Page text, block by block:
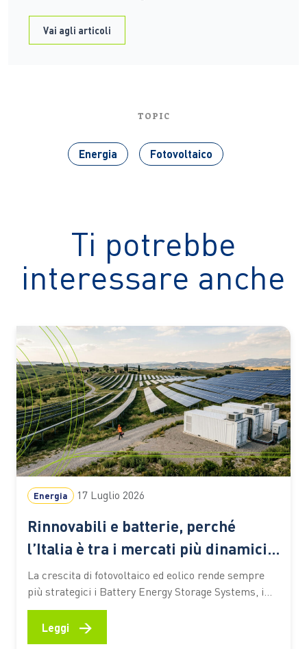
Vai agli articoli
TOPIC
Energia Fotovoltaico
Ti potrebbe
interessare anche
Energia 17 Luglio 2026
Rinnovabili e batterie, perché
l’Italia è tra i mercati più dinamici
d’Europa
La crescita di fotovoltaico ed eolico rende sempre
più strategici i Battery Energy Storage Systems, i
grandi sistemi di accumulo a batteria chiamati a
bilanciare produzione e consumi e a garantire
maggiore flessibilità alla rete. Ecco perché l’Italia
Leggi →